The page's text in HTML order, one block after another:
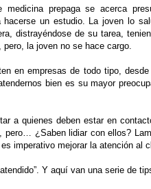
prepaga se acerca
hacerse un estudio. La joven lo
distrayéndose de su tarea,
la joven no se hace cargo.
en empresas de todo tipo,
bien es su mayor
a quienes deben estar en
¿Saben lidiar con ellos?
imperativo mejorar la atención al
Y aquí van una serie de